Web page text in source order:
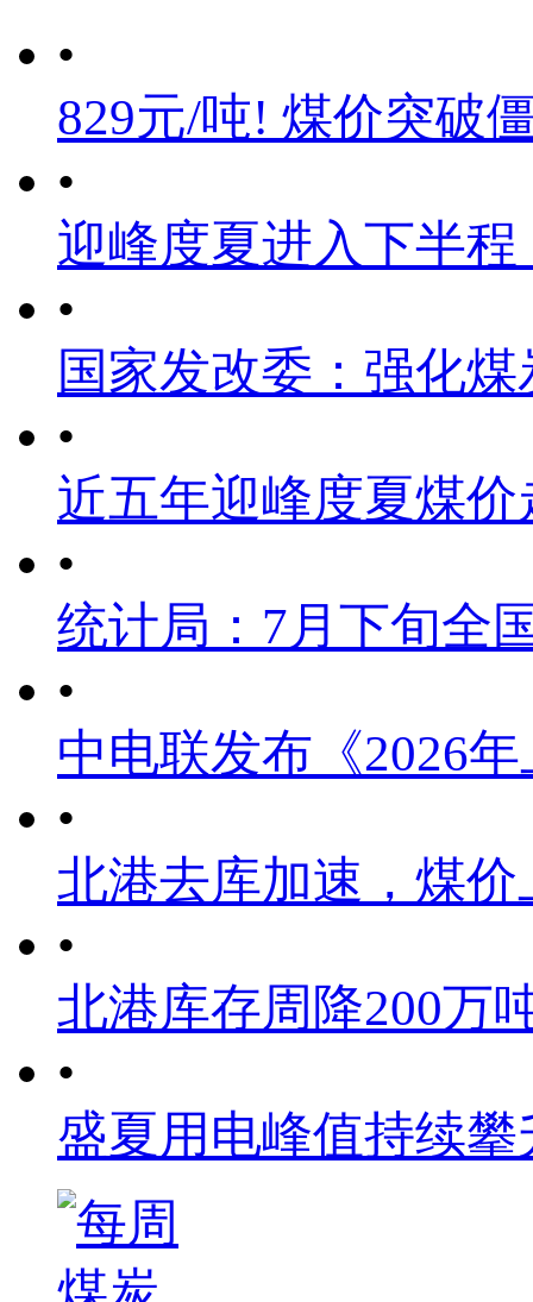
•
829元/吨! 煤价突破
•
迎峰度夏进入下半
•
国家发改委：强化
•
近五年迎峰度夏煤价
•
统计局：7月下旬全
•
中电联发布《2026
•
北港去库加速，煤
•
北港库存周降200万
•
盛夏用电峰值持续